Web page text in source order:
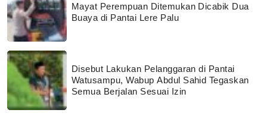
Mayat Perempuan Ditemukan Dicabik Dua
Buaya di Pantai Lere Palu
Disebut Lakukan Pelanggaran di Pantai
Watusampu, Wabup Abdul Sahid Tegaskan
Semua Berjalan Sesuai Izin